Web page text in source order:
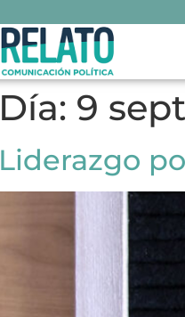
Día: 9
Liderazgo